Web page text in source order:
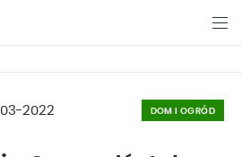
2022 DOM I OGRÓD